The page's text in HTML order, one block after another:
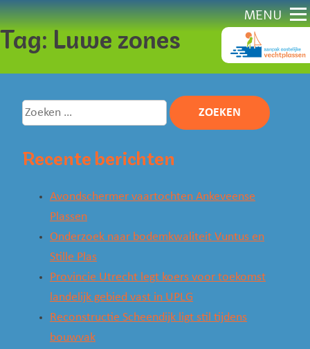
naar
content
MENU
Tag: Luwe zones
Zoeken
naar:
Recente berichten
Avondschermer vaartochten Ankeveense
Plassen
Onderzoek naar bodemkwaliteit Vuntus en
Stille Plas
Provincie Utrecht legt koers voor toekomst
landelijk gebied vast in UPLG
Reconstructie Scheendijk ligt stil tijdens
bouwvak